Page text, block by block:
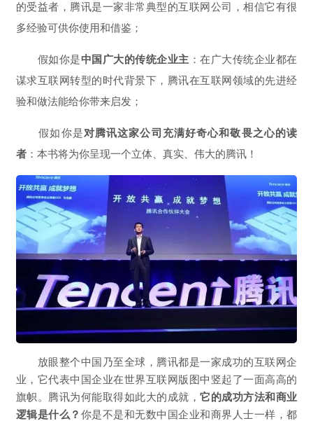
的受益者，腾讯是一家非常典型的互联网公司，相信它有很
多经验可供你使用和借鉴；
假如你是中国广大的传统企业主 ：在广大传统企业都在
谋求互联网转型的时代背景下 ，腾讯在互联网领域的先进经
验和做法能给你带来启发；
假如你是对腾讯这家公司充满好奇心和敬畏之心的读
者 ： 本书将为你呈现一个立体、真实、伟大的腾讯！
放眼整个中国乃至全球，腾讯都是一家成功的互联网企
业，它代表中国企业在世界互联网版图中竖起了一面高高的
旗帜。腾讯为何能取得如此大的成就，它的成功方法和商业
逻辑是什么？ 你是不是和无数中国企业和商界人士一样，都